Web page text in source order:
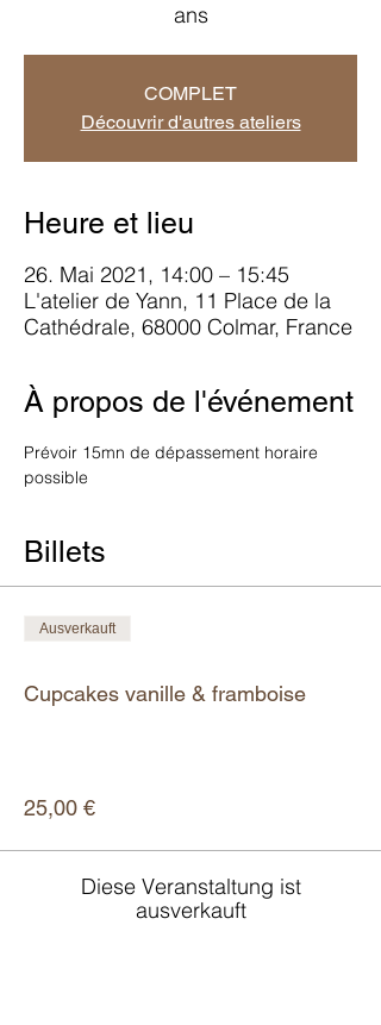
ans
COMPLET
Découvrir d'autres ateliers
Heure et lieu
26. Mai 2021, 14:00 – 15:45
L'atelier de Yann, 11 Place de la
Cathédrale, 68000 Colmar, France
À propos de l'événement
Prévoir 15mn de dépassement horaire
possible
Billets
Ausverkauft
Cupcakes vanille & framboise
25,00 €
Diese Veranstaltung ist
ausverkauft